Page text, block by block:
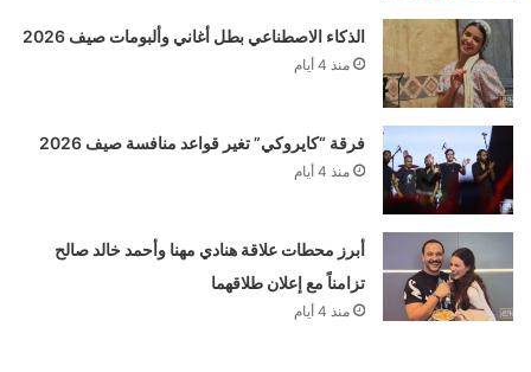
الذكاء الاصطناعي بطل أغاني وألبومات صيف 2026
منذ 4 أيام
فرقة “كايروكي” تغير قواعد منافسة صيف 2026
منذ 4 أيام
أبرز محطات علاقة هنادي مهنا وأحمد خالد صالح
تزامناً مع إعلان طلاقهما
منذ 4 أيام